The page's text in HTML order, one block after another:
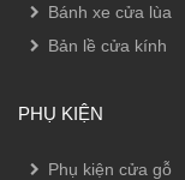
Bánh xe cửa lùa
Bản lề cửa kính
PHỤ KIỆN
Phụ kiện cửa gỗ